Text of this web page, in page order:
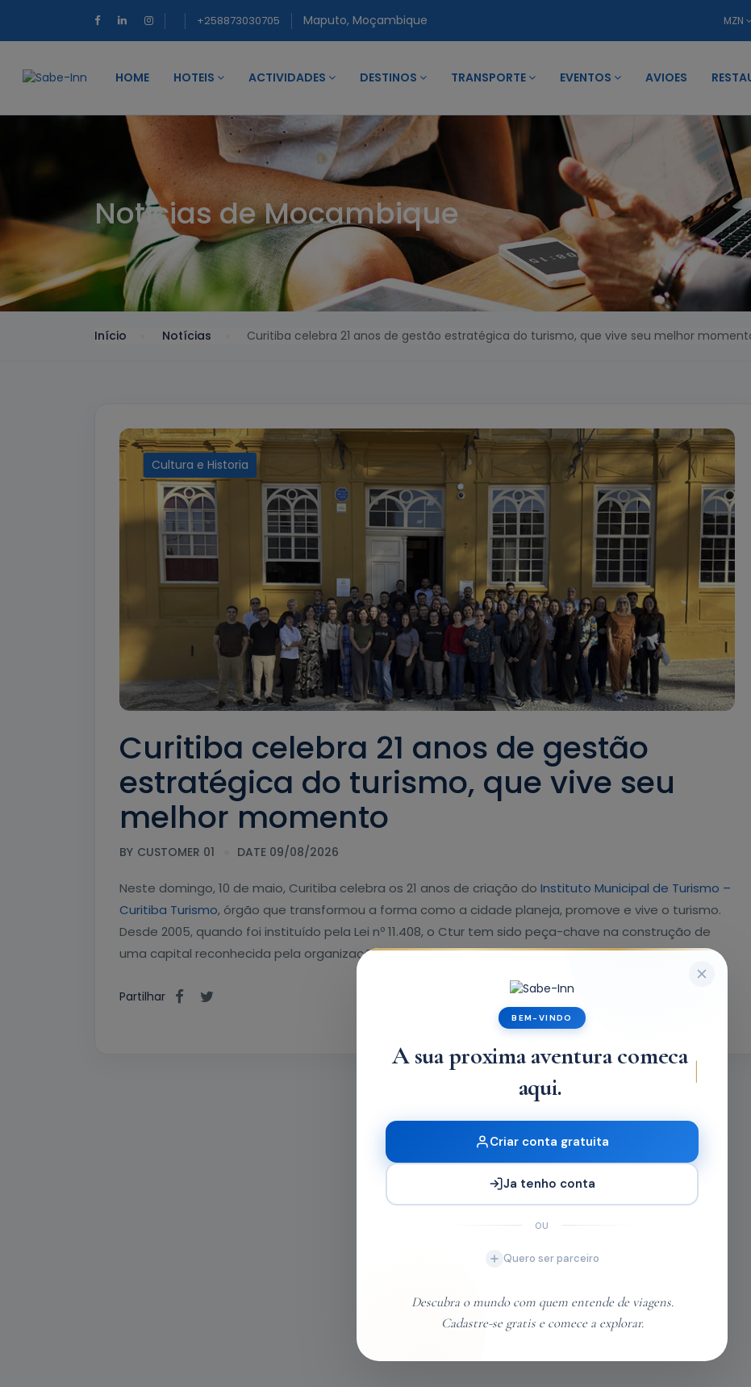
+258873030705 Maputo, Moçambique MZN
HOME HOTEIS ACTIVIDADES DESTINOS TRANSPORTE EVENTOS AVIOES
Noticias de Mocambique
Início Notícias Curitiba celebra 21 anos de gestão estratégica do turismo, que vive seu melhor
Cultura e Historia
Curitiba celebra 21 anos de gestão
estratégica do turismo, que vive seu
melhor momento
BY CUSTOMER 01 DATE 09/08/2026
Neste domingo, 10 de maio, Curitiba celebra os 21 anos de criação do Instituto Municipal de Turismo –
Curitiba Turismo, órgão que transformou a forma como a cidade planeja, promove e vive o turismo.
Desde 2005, quando foi instituído pela Lei nº 11.408, o Ctur tem sido peça-chave na construção de
uma capital reconhecida pela organização, inovação e valorização de suas raízes culturais.
Partilhar
BEM-VINDO
A sua proxima aventura comeca|
Cadastre-se gratis e comece a explorar.